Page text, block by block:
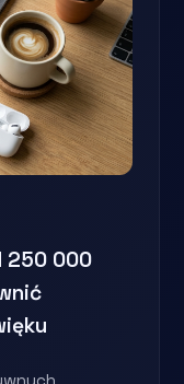
250 000